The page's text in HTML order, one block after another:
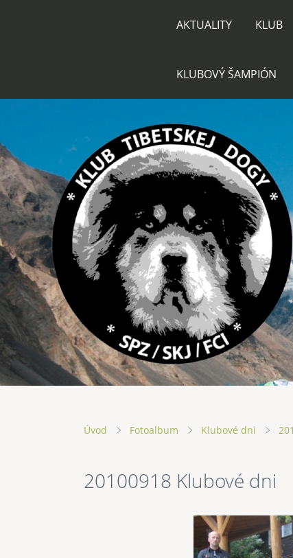
AKTUALITY KLUB
KLUBOVÝ ŠAMPIÓN
Úvod Fotoalbum Klubové dni
20100918 Klubové dni